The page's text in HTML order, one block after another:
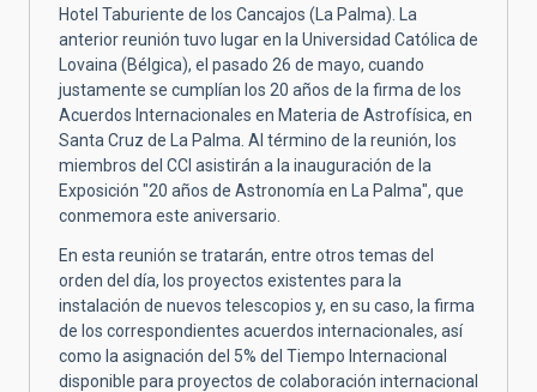
Hotel Taburiente de los Cancajos (La Palma). La
anterior reunión tuvo lugar en la Universidad Católica de
Lovaina (Bélgica), el pasado 26 de mayo, cuando
justamente se cumplían los 20 años de la firma de los
Acuerdos Internacionales en Materia de Astrofísica, en
Santa Cruz de La Palma. Al término de la reunión, los
miembros del CCI asistirán a la inauguración de la
Exposición "20 años de Astronomía en La Palma", que
conmemora este aniversario.
En esta reunión se tratarán, entre otros temas del
orden del día, los proyectos existentes para la
instalación de nuevos telescopios y, en su caso, la firma
de los correspondientes acuerdos internacionales, así
como la asignación del 5% del Tiempo Internacional
disponible para proyectos de colaboración internacional